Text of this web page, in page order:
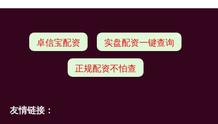
卓信宝配资 实盘配资一键查询
正规配资不怕查
友情链接：